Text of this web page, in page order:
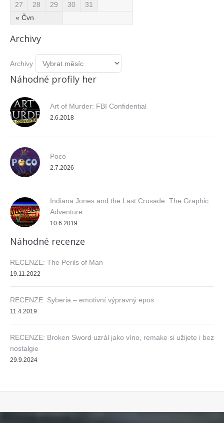
« Čvn
27
28 29 30 31
Archivy
Archivy
Náhodné profily her
Art of Murder: FBI Confidential
2.6.2018
Poco
2.7.2026
Indiana Jones and the Last Crusade: The Graphic
Adventure
10.6.2019
Náhodné recenze
RECENZE: The Perils of Man
19.11.2022
RECENZE: Syberia – emotivní výpravný epos
11.4.2019
RECENZE: Broken Sword uzrál jako víno, remake si užijete i bez
nostalgie
29.9.2024